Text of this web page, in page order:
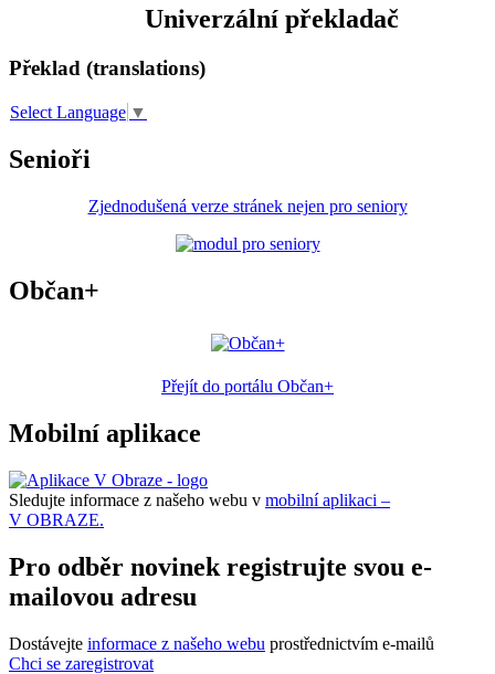
Univerzální překladač
Překlad (translations)
Select Language ▼
Senioři
Zjednodušená verze stránek nejen pro seniory
Občan+
Přejít do portálu Občan+
Mobilní aplikace
Sledujte informace z našeho webu v mobilní aplikaci –
V OBRAZE.
Pro odběr novinek registrujte svou e-
mailovou adresu
Dostávejte informace z našeho webu prostřednictvím e-mailů
Chci se zaregistrovat